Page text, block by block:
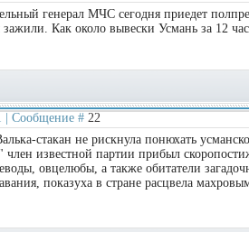
генерал МЧС сегодня приедет
Как около вывески Усмань за 12
| Сообщение # 22
стакан не рискнула понюхать
член известной партии прибыл
овцелюбы, а также обитатели
показуха в стране расцвела